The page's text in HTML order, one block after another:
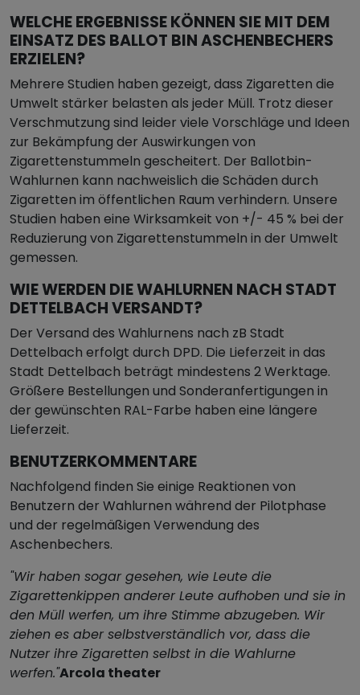
WELCHE ERGEBNISSE KÖNNEN SIE MIT DEM
EINSATZ DES BALLOT BIN ASCHENBECHERS
ERZIELEN?
Mehrere Studien haben gezeigt, dass Zigaretten die
Umwelt stärker belasten als jeder Müll. Trotz dieser
Verschmutzung sind leider viele Vorschläge und Ideen
zur Bekämpfung der Auswirkungen von
Zigarettenstummeln gescheitert. Der Ballotbin-
Wahlurnen kann nachweislich die Schäden durch
Zigaretten im öffentlichen Raum verhindern. Unsere
Studien haben eine Wirksamkeit von +/- 45 % bei der
Reduzierung von Zigarettenstummeln in der Umwelt
gemessen.
WIE WERDEN DIE WAHLURNEN NACH STADT
DETTELBACH VERSANDT?
Der Versand des Wahlurnens nach zB Stadt
Dettelbach erfolgt durch DPD. Die Lieferzeit in das
Stadt Dettelbach beträgt mindestens 2 Werktage.
Größere Bestellungen und Sonderanfertigungen in
der gewünschten RAL-Farbe haben eine längere
Lieferzeit.
BENUTZERKOMMENTARE
Nachfolgend finden Sie einige Reaktionen von
Benutzern der Wahlurnen während der Pilotphase
und der regelmäßigen Verwendung des
Aschenbechers.
"Wir haben sogar gesehen, wie Leute die
Zigarettenkippen anderer Leute aufhoben und sie in
den Müll werfen, um ihre Stimme abzugeben. Wir
ziehen es aber selbstverständlich vor, dass die
Nutzer ihre Zigaretten selbst in die Wahlurne
werfen."Arcola theater